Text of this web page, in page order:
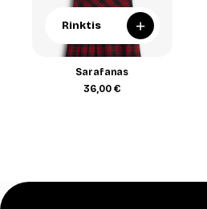
Rinktis +
Sarafanas
36,00 €